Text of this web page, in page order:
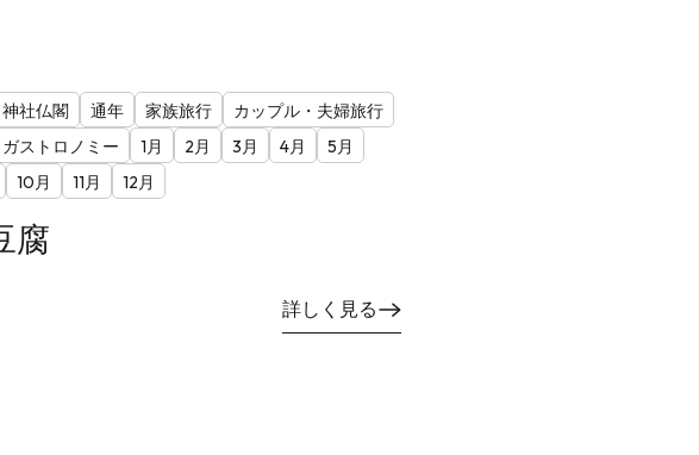
神社仏閣 通年 家族旅行
カップル・夫婦旅行
ガストロノミー 1月 2月 3月 4月
5月
10月 11月 12月
腐
詳しく見る